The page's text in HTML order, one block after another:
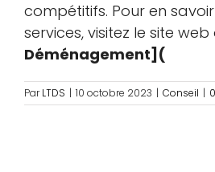
compétitifs. Pour en
services, visitez le site web
Déménagement](
ParLTDS | 10 octobre 2023 | Conseil |